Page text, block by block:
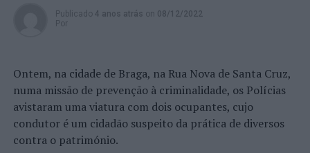
Publicado 4 anos atrás on 08/12/2022
Por
Ontem, na cidade de Braga, na Rua Nova de Santa Cruz,
numa missão de prevenção à criminalidade, os Polícias
avistaram uma viatura com dois ocupantes, cujo
condutor é um cidadão suspeito da prática de diversos
contra o património.